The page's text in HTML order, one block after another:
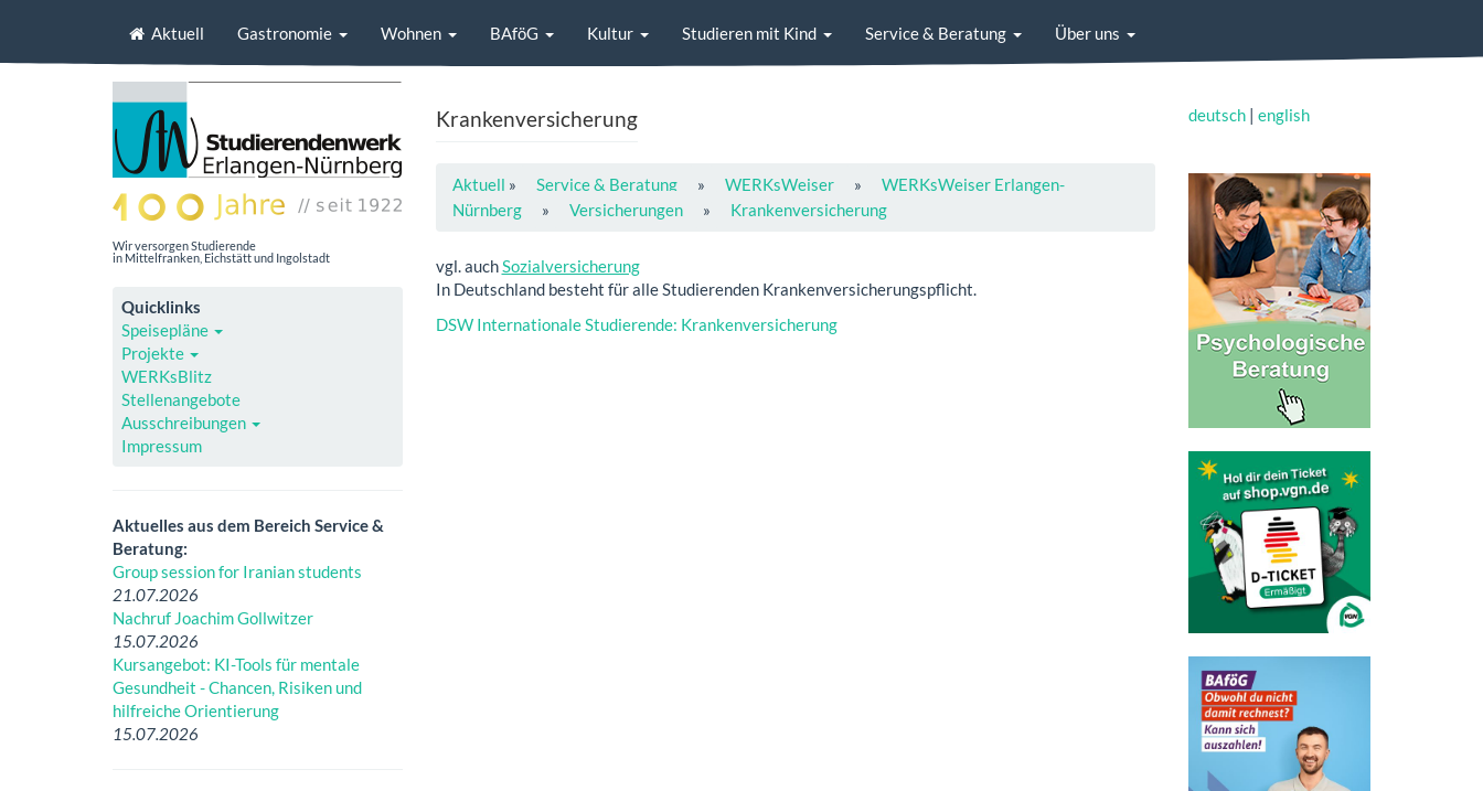
Aktuell Gastronomie Wohnen BAföG Kultur Studieren mit Kind Service & Beratung Über uns
Wir versorgen Studierende
in Mittelfranken, Eichstätt und Ingolstadt
Quicklinks
Speisepläne
Projekte
WERKsBlitz
Stellenangebote
Ausschreibungen
Impressum
Aktuelles aus dem Bereich Service &
Beratung:
Group session for Iranian students
21.07.2026
Nachruf Joachim Gollwitzer
15.07.2026
Kursangebot: KI-Tools für mentale
Gesundheit - Chancen, Risiken und
hilfreiche Orientierung
15.07.2026
Krankenversicherung
Aktuell » Service & Beratung » WERKsWeiser »
WERKsWeiser Erlangen-
Nürnberg
» Versicherungen » Krankenversicherung
vgl. auchSozialversicherung
In Deutschland besteht für alle Studierenden Krankenversicherungspflicht.
DSW Internationale Studierende: Krankenversicherung
deutsch | english